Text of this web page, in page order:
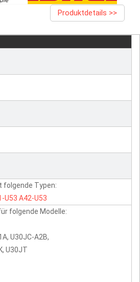
Produktdetails >>
folgende Typen:
U53 A42-U53
folgende Modelle:
U30JC-A2B,
U30JT